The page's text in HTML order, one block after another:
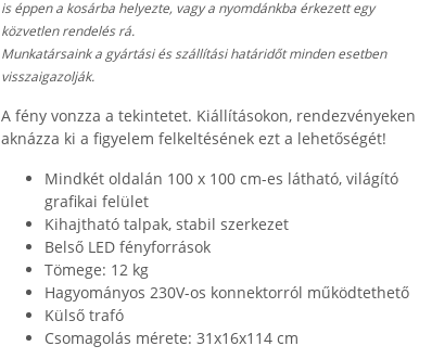
is éppen a kosárba helyezte, vagy a nyomdánkba érkezett egy
közvetlen rendelés rá.
Munkatársaink a gyártási és szállítási határidőt minden esetben
visszaigazolják.
A fény vonzza a tekintetet. Kiállításokon, rendezvényeken
aknázza ki a figyelem felkeltésének ezt a lehetőségét!
Mindkét oldalán 100 x 100 cm-es látható, világító
grafikai felület
Kihajtható talpak, stabil szerkezet
Belső LED fényforrások
Tömege: 12 kg
Hagyományos 230V-os konnektorról működtethető
Külső trafó
Csomagolás mérete: 31x16x114 cm